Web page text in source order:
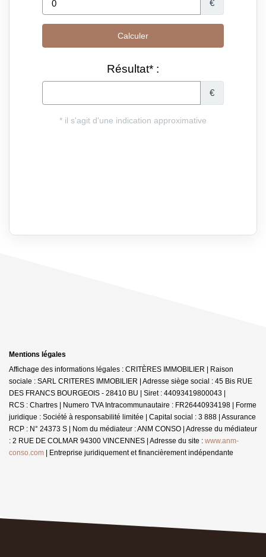
Mentions légales
Affichage des informations légales : CRITÈRES IMMOBILIER | Raison
sociale : SARL CRITERES IMMOBILIER | Adresse siège social : 45 Bis RUE
DES FRANCS BOURGEOIS - 28410 BU | Siret : 44093419800043 |
RCS : Chartres | Numero TVA Intracommunautaire : FR26440934198 | Forme
juridique : Société à responsabilité limitée | Capital social : 3 888 | Assurance
RCP : N° 24373 S | Nom du médiateur : ANM CONSO | Adresse du médiateur
: 2 RUE DE COLMAR 94300 VINCENNES | Adresse du site : www.anm-
conso.com | Entreprise juridiquement et financièrement indépendante